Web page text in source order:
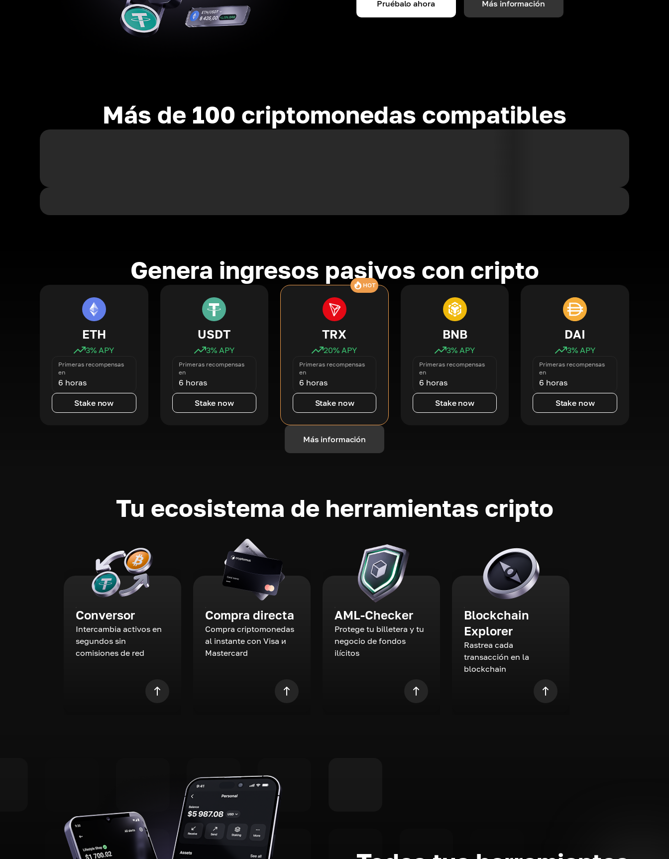
Pruébalo ahora Más información
Más de 100 criptomonedas compatibles
Genera ingresos pasivos con cripto
ETH
3% APY
Primeras recompensas
en
6 horas
Stake now
USDT
3% APY
Primeras recompensas
en
6 horas
Stake now
HOT
TRX
20% APY
Primeras recompensas
en
6 horas
Stake now
BNB
3% APY
Primeras recompensas
en
6 horas
Stake now
DAI
3% APY
Primeras recompensas
en
6 horas
Stake now
Más información
Tu ecosistema de herramientas cripto
Conversor
Intercambia activos en
segundos sin
comisiones de red
Compra directa
Compra criptomonedas
al instante con Visa и
Mastercard
AML-Checker
Protege tu billetera y tu
negocio de fondos
ilícitos
Blockchain
Explorer
Rastrea cada
transacción en la
blockchain